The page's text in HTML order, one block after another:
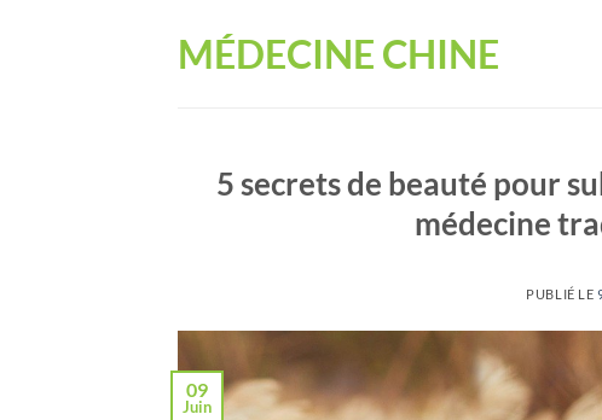
MÉDECINE CHINE
5 secrets de beauté pour
médecine
PUBLIÉ LE
09
Juin